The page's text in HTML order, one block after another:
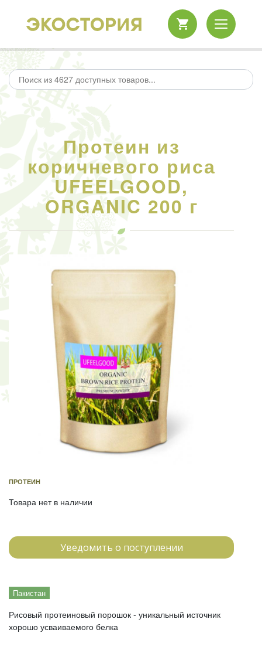
Протеин из
коричневого риса
UFEELGOOD,
ORGANIC 200 г
ПРОТЕИН
Товара нет в наличии
Уведомить о поступлении
Пакистан
Рисовый протеиновый порошок - уникальный источник
хорошо усваиваемого белка